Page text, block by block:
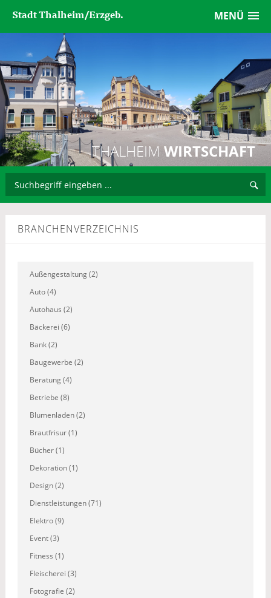
MENÜ
Stadt Thalheim/Erzgeb.
THALHEIM WIRTSCHAFT
BRANCHENVERZEICHNIS
Außengestaltung (2)
Auto (4)
Autohaus (2)
Bäckerei (6)
Bank (2)
Baugewerbe (2)
Beratung (4)
Betriebe (8)
Blumenladen (2)
Brautfrisur (1)
Bücher (1)
Dekoration (1)
Design (2)
Dienstleistungen (71)
Elektro (9)
Event (3)
Fitness (1)
Fleischerei (3)
Fotografie (2)